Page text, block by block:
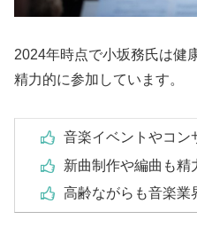
2024年時点で小坂務氏は健
精力的に参加しています。
音楽イベントやコン
新曲制作や編曲も精
高齢ながらも音楽業